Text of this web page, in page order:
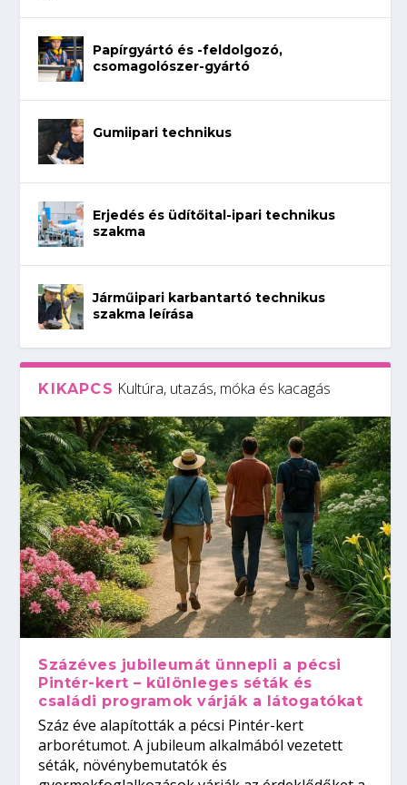
Papírgyártó és -feldolgozó,
csomagolószer-gyártó
Gumiipari technikus
Erjedés és üdítőital-ipari technikus
szakma
Járműipari karbantartó technikus
szakma leírása
KIKAPCS Kultúra, utazás, móka és kacagás
Százéves jubileumát ünnepli a pécsi
Pintér-kert – különleges séták és
családi programok várják a látogatókat
Száz éve alapították a pécsi Pintér-kert
arborétumot. A jubileum alkalmából vezetett
séták, növénybemutatók és